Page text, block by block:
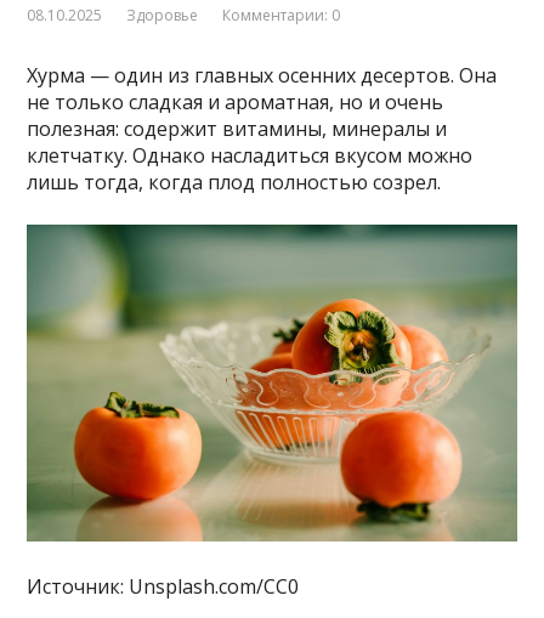
08.10.2025 Здоровье Комментарии: 0
Хурма — один из главных осенних десертов. Она
не только сладкая и ароматная, но и очень
полезная: содержит витамины, минералы и
клетчатку. Однако насладиться вкусом можно
лишь тогда, когда плод полностью созрел.
Источник: Unsplash.com/CC0